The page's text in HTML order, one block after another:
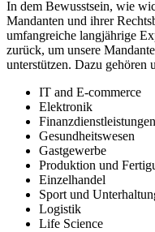
In dem Bewusstsein, wie
Mandanten und ihrer
umfangreiche langjährige
zurück, um unsere
unterstützen. Dazu gehören
IT and E-commerce
Elektronik
Finanzdienstleistungen
Gesundheitswesen
Gastgewerbe
Produktion und
Einzelhandel
Sport und
Logistik
Life Science